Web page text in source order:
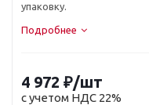
упаковку.
Подробнее
4 972 ₽/шт
с учетом НДС 22%